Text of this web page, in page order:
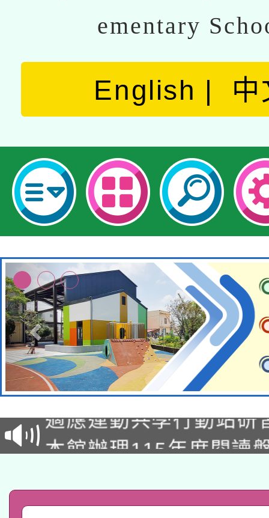
ementary
English 中
本校115學年度第2次
招甄選結果公告(無人
招)
本館辦理115年度閱讀
礎課程
A3數位素養講師名單